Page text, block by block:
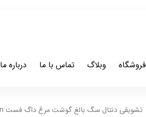
فروشگاه وبلاگ تماس با ما درباره ما
تشویقی دنتال سگ بالغ گوشت مرغ داگ فست Dog fest Dental Chewy roll with chicken